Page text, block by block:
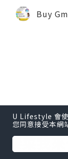
Buy
美食
泰菜我
U Lifestyle 會
您同意接受本網